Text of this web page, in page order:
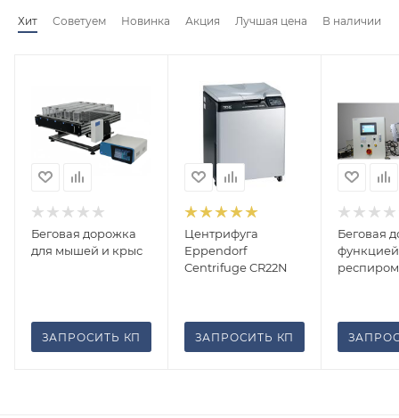
Хит Советуем Новинка Акция Лучшая цена В наличии
Беговая дорожка
для мышей и крыс
ЗАПРОСИТЬ КП
Центрифуга
Eppendorf
Centrifuge CR22N
ЗАПРОСИТЬ КП
Беговая
функцией